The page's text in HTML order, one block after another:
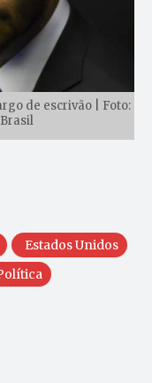
de escrivão | Foto:
Estados Unidos